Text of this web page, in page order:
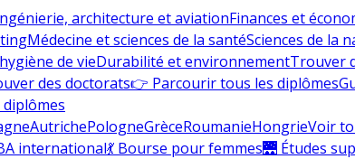
architecture et aviationFinances et
Médecine et sciences de la santéSciences de la
de vieDurabilité et environnementTrouver
des doctorats👉 Parcourir tous les diplômes
AutrichePologneGrèceRoumanieHongrieVoir
international💃 Bourse pour femmes🌉 Études